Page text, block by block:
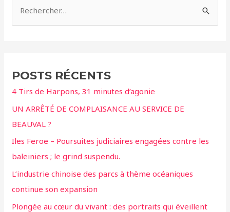
r
c
h
e
r
:
POSTS RÉCENTS
4 Tirs de Harpons, 31 minutes d’agonie
UN ARRÊTÉ DE COMPLAISANCE AU SERVICE DE
BEAUVAL ?
Iles Feroe – Poursuites judiciaires engagées contre les
baleiniers ; le grind suspendu.
L’industrie chinoise des parcs à thème océaniques
continue son expansion
Plongée au cœur du vivant : des portraits qui éveillent